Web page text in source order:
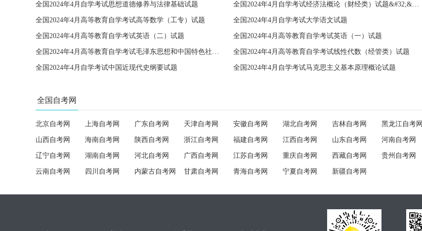
全国2024年4月自学考试思想道德修养与法律基础试题 全国2024年4月自学考试经济法概论（财经类）试题&#32;&#32;
全国2024年4月高等教育自学考试高等数学（工专）试题 全国2024年4月自学考试大学语文试题
全国2024年4月高等教育自学考试英语（二）试题 全国2024年4月高等教育自学考试英语（一）试题
全国2024年4月高等教育自学考试毛泽东思想和中国特色社会主义理论体系概论试题 全国2024年4月高等教育自学考试线性代数（经管类）试题
全国2024年4月自学考试中国近现代史纲要试题 全国2024年4月自学考试马克思主义基本原理概论试题
全国自考网
北京自考网 上海自考网 广东自考网 天津自考网 安徽自考网 湖北自考网 吉林自考网 黑龙江自考网
山西自考网 海南自考网 陕西自考网 浙江自考网 福建自考网 江西自考网 山东自考网 河南自考网
辽宁自考网 湖南自考网 河北自考网 广西自考网 江苏自考网 重庆自考网 西藏自考网 贵州自考网
云南自考网 四川自考网 内蒙古自考网 甘肃自考网 青海自考网 宁夏自考网 新疆自考网